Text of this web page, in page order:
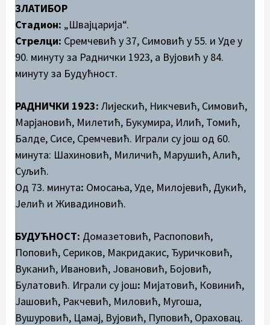
ЗЛАТИБОР
Стадион: „Швајцарија“.
Стрелци: Сремчевић у 37, Симовић у 55. и Уде у
90. минуту за Раднички 1923, а Вујовић у 84.
минуту за Будућност.
РАДНИЧКИ 1923: Лијескић, Никчевић, Симовић,
Марјановић, Милетић, Букумира, Илић, Томић,
Балде, Сисе, Сремчевић. Играли су још од 60.
минута: Шахиновић, Миличић, Марушић, Алић,
Суљић.
Од 73. минута: Омосања, Уде, Милојевић, Дукић,
Јелић и Живадиновић.
БУДУЋНОСТ: Домазетовић, Распоповић,
Поповић, Сериков, Макридакис, Ђуричковић,
Вуканић, Ивановић, Јовановић, Бојовић,
Булатовић. Играли су још: Мијатовић, Ковинић,
Јашовић, Ракчевић, Миловић, Мугоша,
Вушуровић, Цамај, Вујовић, Пуповић, Ораховац.